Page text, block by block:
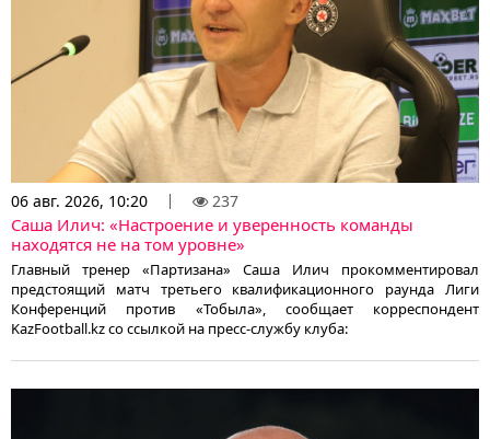
06 авг. 2026, 10:20 237
Саша Илич: «Настроение и уверенность команды
находятся не на том уровне»
Главный тренер «Партизана» Саша Илич прокомментировал
предстоящий матч третьего квалификационного раунда Лиги
Конференций против «Тобыла», сообщает корреспондент
KazFootball.kz со ссылкой на пресс-службу клуба: